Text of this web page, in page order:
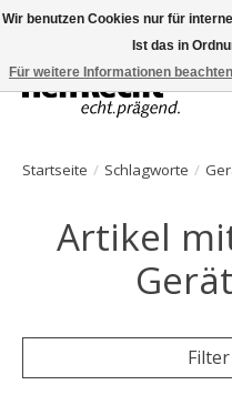
HelfRecht-Planer |
Startseite / Schlagworte /
Artikel
Wir benutzen Cookies nur für
Ist das in
Für weitere Informationen